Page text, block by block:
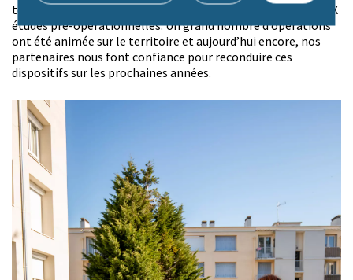
territoire national. SOLIHA Haute-Savoie a réalisé en 2022 XX
études pré-opérationnelles. Un grand nombre d’opérations
ont été animée sur le territoire et aujourd’hui encore, nos
partenaires nous font confiance pour reconduire ces
dispositifs sur les prochaines années.